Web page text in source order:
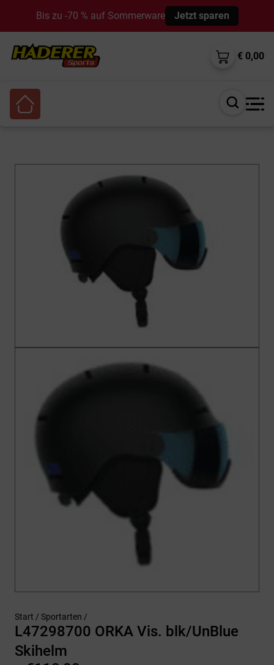
Bis zu -70 % auf Sommerware Jetzt sparen
€ 0,00
Suche
Start / Sportarten /
L47298700 ORKA Vis. blk/UnBlue
Skihelm